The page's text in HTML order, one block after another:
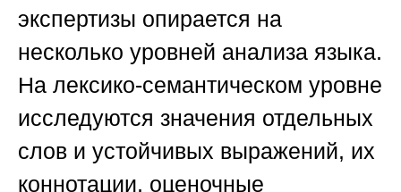
экспертизы опирается на
несколько уровней анализа языка.
На лексико-семантическом уровне
исследуются значения отдельных
слов и устойчивых выражений, их
коннотации, оценочные